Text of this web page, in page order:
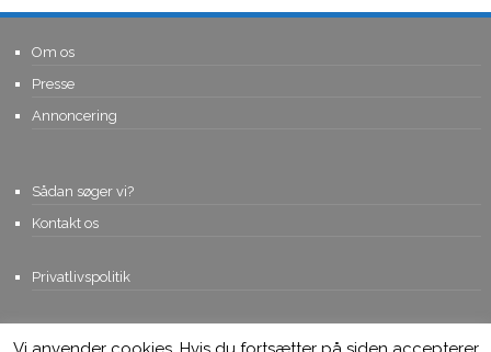
Om os
Presse
Annoncering
Sådan søger vi?
Kontakt os
Privatlivspolitik